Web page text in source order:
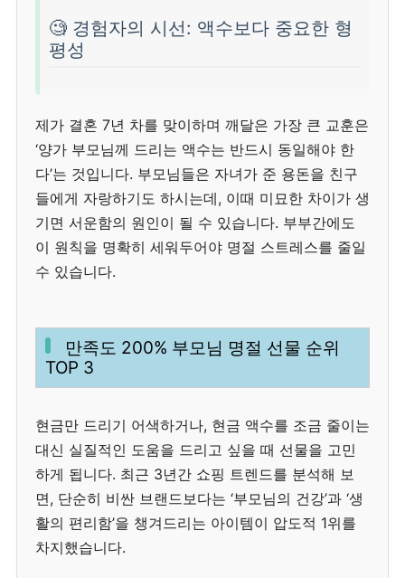
🧐 경험자의 시선: 액수보다 중요한 형
평성
제가 결혼 7년 차를 맞이하며 깨달은 가장 큰 교훈은
‘양가 부모님께 드리는 액수는 반드시 동일해야 한
다’는 것입니다. 부모님들은 자녀가 준 용돈을 친구
들에게 자랑하기도 하시는데, 이때 미묘한 차이가 생
기면 서운함의 원인이 될 수 있습니다. 부부간에도
이 원칙을 명확히 세워두어야 명절 스트레스를 줄일
수 있습니다.
만족도 200% 부모님 명절 선물 순위
TOP 3
현금만 드리기 어색하거나, 현금 액수를 조금 줄이는
대신 실질적인 도움을 드리고 싶을 때 선물을 고민
하게 됩니다. 최근 3년간 쇼핑 트렌드를 분석해 보
면, 단순히 비싼 브랜드보다는 ‘부모님의 건강’과 ‘생
활의 편리함’을 챙겨드리는 아이템이 압도적 1위를
차지했습니다.